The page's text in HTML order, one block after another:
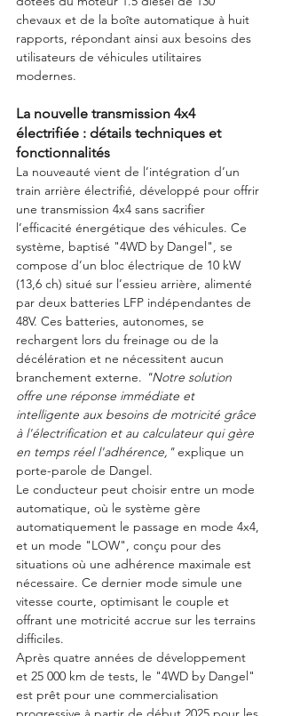
chevaux et de la boîte automatique à huit
rapports, répondant ainsi aux besoins des
utilisateurs de véhicules utilitaires
modernes.
La nouvelle transmission 4x4
électrifiée : détails techniques et
fonctionnalités
La nouveauté vient de l’intégration d’un
train arrière électrifié, développé pour offrir
une transmission 4x4 sans sacrifier
l’efficacité énergétique des véhicules. Ce
système, baptisé "4WD by Dangel", se
compose d’un bloc électrique de 10 kW
(13,6 ch) situé sur l’essieu arrière, alimenté
par deux batteries LFP indépendantes de
48V. Ces batteries, autonomes, se
rechargent lors du freinage ou de la
décélération et ne nécessitent aucun
branchement externe. "Notre solution
offre une réponse immédiate et
intelligente aux besoins de motricité grâce
à l'électrification et au calculateur qui gère
en temps réel l'adhérence," explique un
porte-parole de Dangel.
Le conducteur peut choisir entre un mode
automatique, où le système gère
automatiquement le passage en mode 4x4,
et un mode "LOW", conçu pour des
situations où une adhérence maximale est
nécessaire. Ce dernier mode simule une
vitesse courte, optimisant le couple et
offrant une motricité accrue sur les terrains
difficiles.
Après quatre années de développement
et 25 000 km de tests, le "4WD by Dangel"
est prêt pour une commercialisation